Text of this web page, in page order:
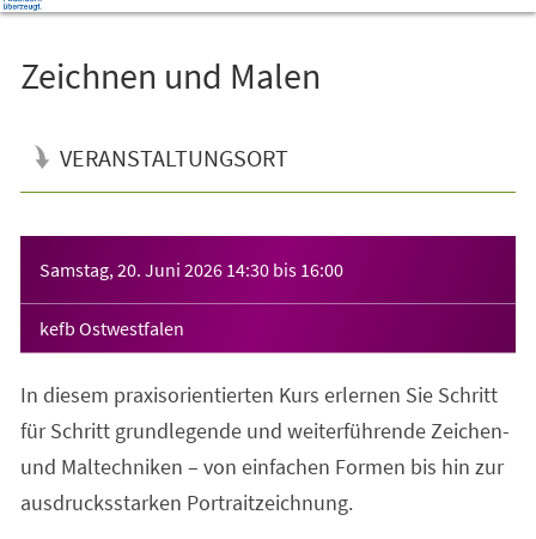
Zeichnen und Malen
VERANSTALTUNGSORT
Samstag, 20. Juni 2026 14:30 bis 16:00
kefb Ostwestfalen
In diesem praxisorientierten Kurs erlernen Sie Schritt
für Schritt grundlegende und weiterführende Zeichen-
und Maltechniken – von einfachen Formen bis hin zur
ausdrucksstarken Portraitzeichnung.